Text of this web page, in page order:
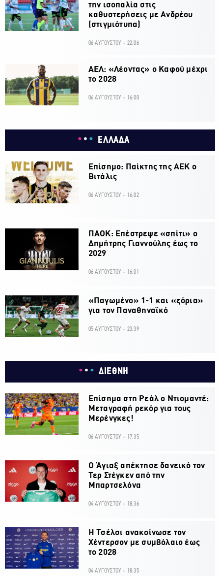
την ισοπαλία στις
καθυστερήσεις με Ανδρέου
(στιγμιότυπα)
06 ΑΥΓΟΥΣΤΟΥ - 22:06
ΑΕΛ: «Λέοντας» ο Καφού μέχρι
το 2028
06 ΑΥΓΟΥΣΤΟΥ - 16:00
ΕΛΛΑΔΑ
Επίσημο: Παίκτης της ΑΕΚ ο
Βιτάλις
06 ΑΥΓΟΥΣΤΟΥ - 16:02
ΠΑΟΚ: Επέστρεψε «σπίτι» ο
Δημήτρης Γιαννούλης έως το
2029
06 ΑΥΓΟΥΣΤΟΥ - 16:01
«Παγωμένο» 1-1 και «ζόρια»
για τον Παναθηναϊκό
05 ΑΥΓΟΥΣΤΟΥ - 23:39
ΔΙΕΘΝΗ
Επίσημα στη Ρεάλ ο Ντιομαντέ:
Μεταγραφή ρεκόρ για τους
Μερένγκες!
06 ΑΥΓΟΥΣΤΟΥ - 17:35
Ο Άγιαξ απέκτησε δανεικό τον
Τερ Στέγκεν από την
Μπαρτσελόνα
04 ΑΥΓΟΥΣΤΟΥ - 18:36
H Τσέλσι ανακοίνωσε τον
Χέντερσον με συμβόλαιο έως
το 2028
04 ΑΥΓΟΥΣΤΟΥ - 18:35